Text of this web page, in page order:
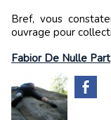
Bref, vous
ouvrage pour
Fabior De Nulle Part